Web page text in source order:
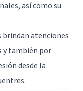
así como su
brindan atenciones
y también por
desde la